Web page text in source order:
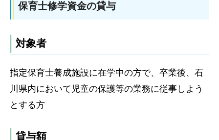
保育士修学資金の貸与
対象者
指定保育士養成施設に在学中の方で、卒業後、石
川県内において児童の保護等の業務に従事しよう
とする方
貸与額